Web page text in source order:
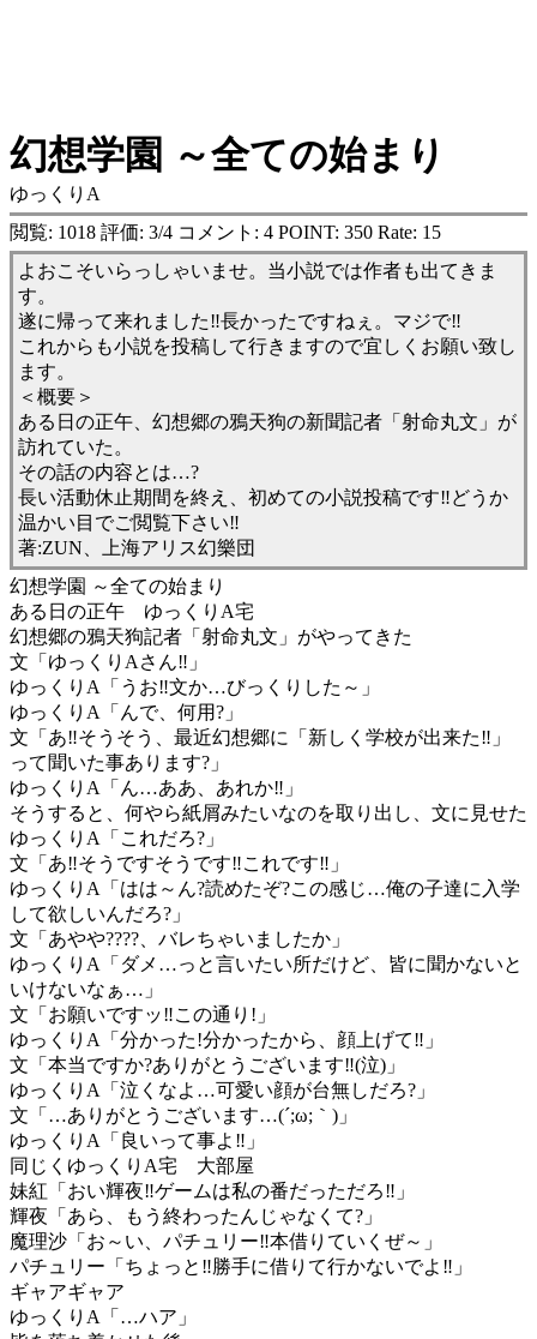
幻想学園 ～全ての始まり
ゆっくりA
閲覧: 1018 評価: 3/4 コメント: 4 POINT: 350 Rate: 15
よおこそいらっしゃいませ。当小説では作者も出てきま
す。
遂に帰って来れました‼長かったですねぇ。マジで‼
これからも小説を投稿して行きますので宜しくお願い致し
ます。
＜概要＞
ある日の正午、幻想郷の鴉天狗の新聞記者「射命丸文」が
訪れていた。
その話の内容とは…?
長い活動休止期間を終え、初めての小説投稿です‼どうか
温かい目でご閲覧下さい‼
著:ZUN、上海アリス幻樂団
幻想学園 ～全ての始まり
ある日の正午 ゆっくりA宅
幻想郷の鴉天狗記者「射命丸文」がやってきた
文「ゆっくりAさん‼」
ゆっくりA「うお‼文か…びっくりした～」
ゆっくりA「んで、何用?」
文「あ‼そうそう、最近幻想郷に「新しく学校が出来た‼」
って聞いた事あります?」
ゆっくりA「ん…ああ、あれか‼」
そうすると、何やら紙屑みたいなのを取り出し、文に見せた
ゆっくりA「これだろ?」
文「あ‼そうですそうです‼これです‼」
ゆっくりA「はは～ん?読めたぞ?この感じ…俺の子達に入学
して欲しいんだろ?」
文「あやや????、バレちゃいましたか」
ゆっくりA「ダメ…っと言いたい所だけど、皆に聞かないと
いけないなぁ…」
文「お願いですッ‼この通り!」
ゆっくりA「分かった!分かったから、顔上げて‼」
文「本当ですか?ありがとうございます‼(泣)」
ゆっくりA「泣くなよ…可愛い顔が台無しだろ?」
文「…ありがとうございます…(´;ω;｀)」
ゆっくりA「良いって事よ‼」
同じくゆっくりA宅 大部屋
妹紅「おい輝夜‼ゲームは私の番だっただろ‼」
輝夜「あら、もう終わったんじゃなくて?」
魔理沙「お～い、パチュリー‼本借りていくぜ～」
パチュリー「ちょっと‼勝手に借りて行かないでよ‼」
ギャアギャア
ゆっくりA「…ハア」